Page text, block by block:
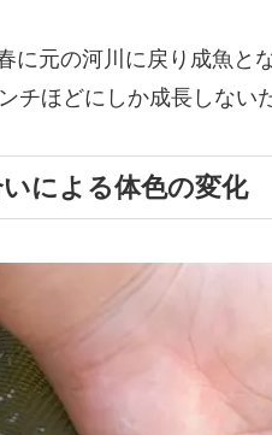
に元の河川に戻り成魚と
チほどにしか成長しな
による体色の変化